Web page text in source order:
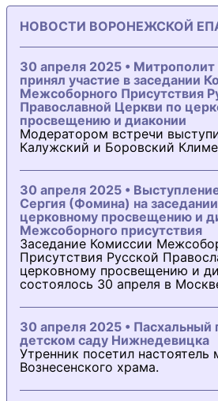
НОВОСТИ ВОРОНЕЖСКОЙ
30 апреля 2025 •
принял участие в заседании
Межсоборного Присутствия
Православной Церкви по
просвещению и диаконии
Модератором встречи
Калужский и Боровский
30 апреля 2025 •
Сергия (Фомина) на
церковному просвещению и
Межсоборного присутствия
Заседание Комиссии
Присутствия Русской
церковному просвещению и
состоялось 30 апреля в
30 апреля 2025 • Пасхальный
детском саду Нижнедевицка
Утренник посетил настоятель
Вознесенского храма.